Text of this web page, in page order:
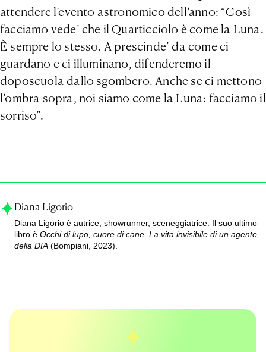
attendere l’evento astronomico dell’anno: “Così
facciamo vede’ che il Quarticciolo è come la Luna.
È sempre lo stesso. A prescinde’ da come ci
guardano e ci illuminano, difenderemo il
doposcuola dallo sgombero. Anche se ci mettono
l’ombra sopra, noi siamo come la Luna: facciamo il
sorriso”.
Diana Ligorio
Diana Ligorio è autrice, showrunner, sceneggiatrice. Il suo ultimo
libro èOcchi di lupo, cuore di cane. La vita invisibile di un agente
della DIA (Bompiani, 2023).